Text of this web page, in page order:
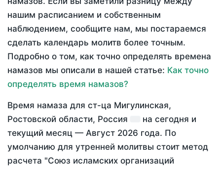
нашим расписанием и собственным
наблюдением, сообщите нам, мы постараемся
сделать календарь молитв более точным.
Подробно о том, как точно определять времена
намазов мы описали в нашей статье: Как точно
определять время намазов?
Время намаза для ст-ца Мигулинская,
Ростовской области, Россия
на сегодня и
текущий месяц — Август 2026 года. По
умолчанию для утренней молитвы стоит метод
расчета "Союз исламских организаций